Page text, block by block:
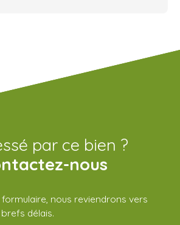
par ce bien ?
nous
nous reviendrons vers
délais.